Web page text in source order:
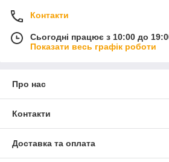
Контакти
Сьогодні працює з 10:00 до
Показати весь графік роботи
Про нас
Контакти
Доставка та оплата